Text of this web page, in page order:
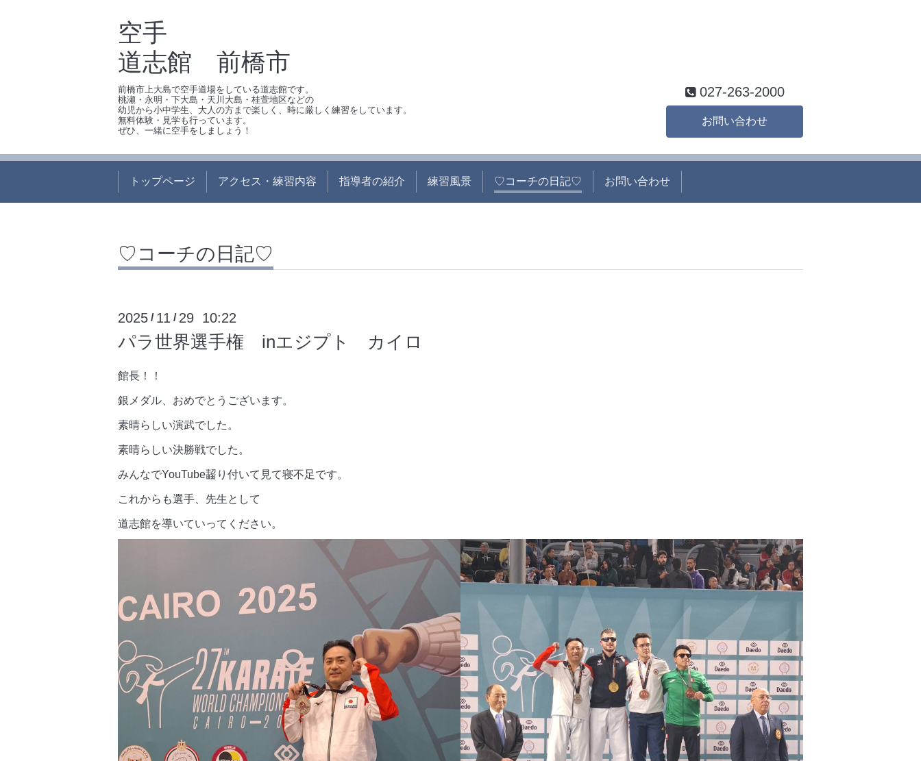
空手
道志館 前橋市
前橋市上大島で空手道場をしている道志館です。
桃瀬・永明・下大島・天川大島・桂萱地区などの
幼児から小中学生、大人の方まで楽しく、時に厳しく練習をしています。
無料体験・見学も行っています。
ぜひ、一緒に空手をしましょう！
027-263-2000
お問い合わせ
トップページ アクセス・練習内容 指導者の紹介 練習風景 ♡コーチの日記♡ お問い合わせ
♡コーチの日記♡
2025 / 11 / 29 10:22
パラ世界選手権 inエジプト カイロ
館長！！
銀メダル、おめでとうございます。
素晴らしい演武でした。
素晴らしい決勝戦でした。
みんなでYouTube齧り付いて見て寝不足です。
これからも選手、先生として
道志館を導いていってください。